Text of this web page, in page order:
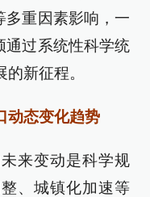
多重因素影响，一
通过系统性科学统
新征程。
动态变化趋势
来变动是科学规
、城镇化加速等